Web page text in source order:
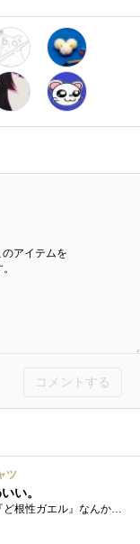
アイテムを
コメントする
ツ
い。
今ドラマでやってますね。『ど根性ガエル』なんかなつかしい。 私がまだ小さいときに（笑）親に買ってもらったの思い出しました。でも１回着...